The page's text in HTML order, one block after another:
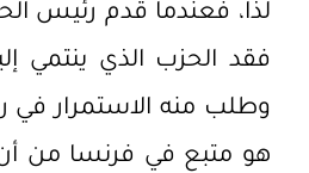
لذا، فعندما قدم رئيس
فقد الحزب الذي ينتمي
وطلب منه الاستمرار في
هو متبع في فرنسا من أن